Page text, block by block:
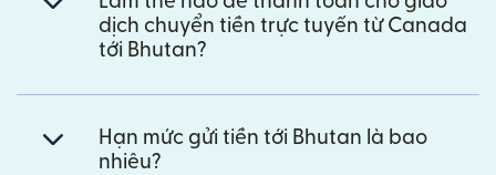
dịch chuyển tiền trực tuyến từ Canada
tới Bhutan?
Hạn mức gửi tiền tới Bhutan là bao
nhiêu?